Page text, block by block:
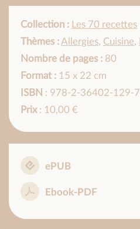
Collection : Les 70 recettes
Thèmes :Allergies, Cuisine,
Nombre de pages : 80
Format : 15 x 22 cm
ISBN : 978-2-36402-129-7
Prix: 10,00 €
ePUB
Ebook-PDF